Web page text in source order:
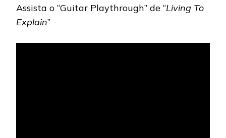
Assista o “Guitar Playthrough” de “Living To
Explain”